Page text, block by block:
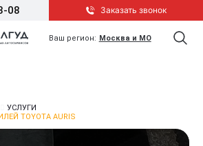
08 Заказать звонок
Ваш регион: Москва и МО
УСЛУГИ
TOYOTA AURIS